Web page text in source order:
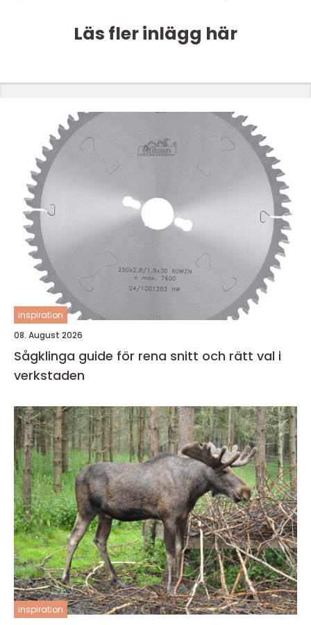
Läs fler inlägg här
inspiration
08. August 2026
Sågklinga guide för rena snitt och rätt val i
verkstaden
inspiration